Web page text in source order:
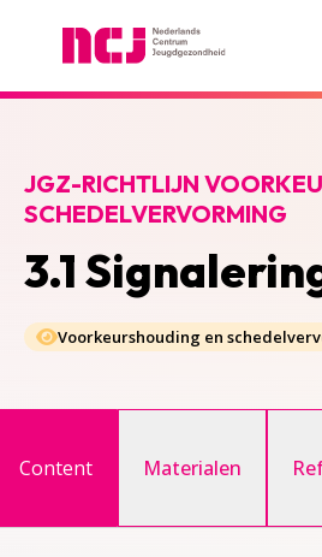
3.1
JGZ-RICHTLIJN
SCHEDELVERVORMING
Voorkeurshouding en
Content Materialen